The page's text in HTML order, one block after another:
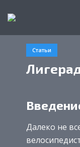
Статьи
Далеко не